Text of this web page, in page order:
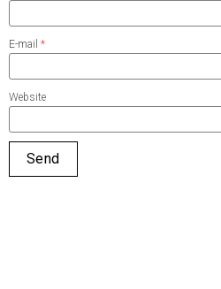
E-mail *
Website